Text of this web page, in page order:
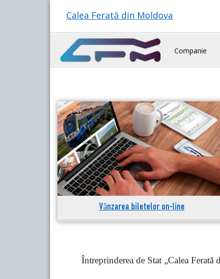
Calea Ferată din Moldova
Companie
Vânzarea biletelor on-line
Întreprinderea de Stat „Calea Ferată